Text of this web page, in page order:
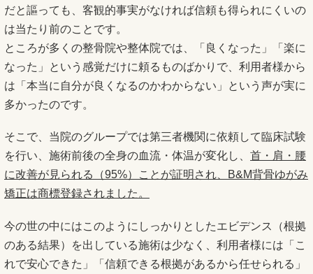
だと謳っても、客観的事実がなければ信頼も得られにくいの
は当たり前のことです。
ところが多くの整骨院や整体院では、「良くなった」「楽に
なった」という感覚だけに頼るものばかりで、利用者様から
は「本当に自分が良くなるのかわからない」という声が実に
多かったのです。
そこで、当院のグループでは第三者機関に依頼して臨床試験
を行い、施術前後の全身の血流・体温が変化し、 首・肩・腰
に改善が見られる（95%）ことが証明され、B&M背骨ゆがみ
矯正は商標登録されました。
今の世の中にはこのようにしっかりとしたエビデンス（根拠
のある結果）を出している施術は少なく、利用者様には「こ
れで安心できた」「信頼できる根拠があるから任せられる」